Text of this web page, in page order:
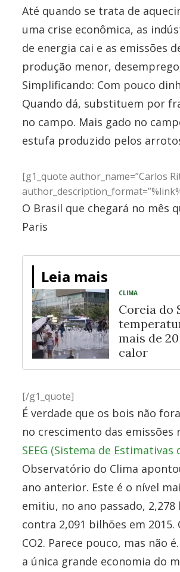
Até quando se trata de
uma crise econômica, as
de energia cai e as emissões
produção menor,
Simplificando: Com pouco
Quando dá, substituem por
no campo. Mais gado no
estufa produzido pelos
[g1_quote author_name=”Carlos
O Brasil que chegará no mês
Paris
Leia mais
CLIMA
Coreia do
mais de
calor
[/g1_quote]
É verdade que os bois não
no crescimento das emissões
SEEG (Sistema de
Observatório do Clima
ano anterior. Este é o nível
emitiu, no ano passado,
contra 2,091 bilhões em
CO2. Parece pouco, mas não
a única grande economia do